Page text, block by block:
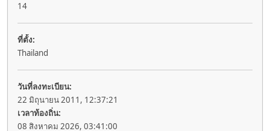
14
ที่ตั้ง:
Thailand
วันที่ลงทะเบียน:
22 มิถุนายน 2011, 12:37:21
เวลาท้องถิ่น:
08 สิงหาคม 2026, 03:41:00